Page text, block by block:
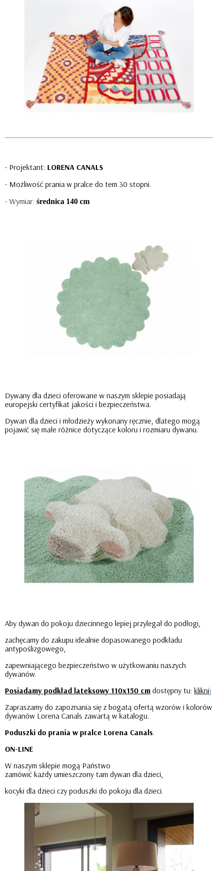
- Projektant: LORENA CANALS
- Możliwość prania w pralce do tem 30 stopni.
- Wymiar: średnica 140 cm
Dywany dla dzieci oferowane w naszym sklepie posiadają
europejski certyfikat jakości i bezpieczeństwa.
Dywan dla dzieci i młodzieży wykonany ręcznie, dlatego mogą
pojawić się małe różnice dotyczące koloru i rozmiaru dywanu.
Aby dywan do pokoju dziecinnego lepiej przylegał do podłogi,
zachęcamy do zakupu idealnie dopasowanego podkładu
antypoślizgowego,
zapewniającego bezpieczeństwo w użytkowaniu naszych
dywanów.
Posiadamy podkład lateksowy 110x150 cm dostępny tu: kliknij
Zapraszamy do zapoznania się z bogatą ofertą wzorów i kolorów
dywanów Lorena Canals zawartą w katalogu.
Poduszki do prania w pralce Lorena Canals.
ON-LINE
W naszym sklepie mogą Państwo
zamówić każdy umieszczony tam dywan dla dzieci,
kocyki dla dzieci czy poduszki do pokoju dla dzieci.